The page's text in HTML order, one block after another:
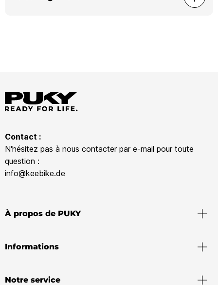
Contact :
N'hésitez pas à nous contacter par e-mail pour toute
question :
info@keebike.de
À propos de PUKY
Informations
Notre service